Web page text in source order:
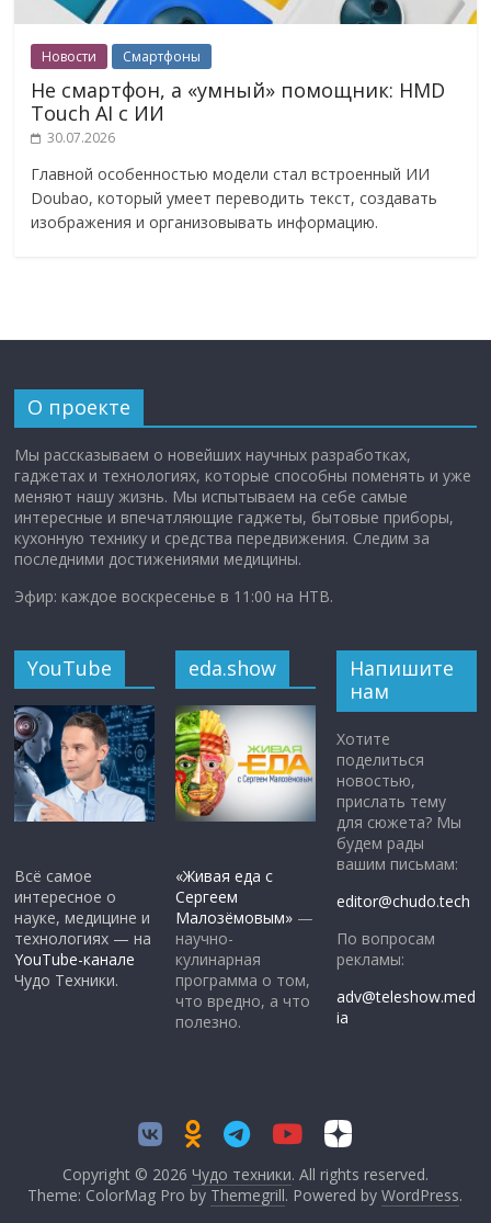
Новости Смартфоны
Не смартфон, а «умный» помощник: HMD
Touch AI с ИИ
30.07.2026
Главной особенностью модели стал встроенный ИИ
Doubao, который умеет переводить текст, создавать
изображения и организовывать информацию.
О проекте
Мы рассказываем о новейших научных разработках,
гаджетах и технологиях, которые способны поменять и уже
меняют нашу жизнь. Мы испытываем на себе самые
интересные и впечатляющие гаджеты, бытовые приборы,
кухонную технику и средства передвижения. Следим за
последними достижениями медицины.
Эфир: каждое воскресенье в 11:00 на НТВ.
YouTube
Всё самое
интересное о
науке, медицине и
технологиях — на
YouTube-канале
Чудо Техники.
eda.show
«Живая еда с
Сергеем
Малозёмовым» —
научно-
кулинарная
программа о том,
что вредно, а что
полезно.
Напишите
нам
Хотите
поделиться
новостью,
прислать тему
для сюжета? Мы
будем рады
вашим письмам:
editor@chudo.tech
По вопросам
рекламы:
adv@teleshow.med
ia
Copyright © 2026 Чудо техники. All rights reserved.
Theme: ColorMag Pro by Themegrill. Powered byWordPress.